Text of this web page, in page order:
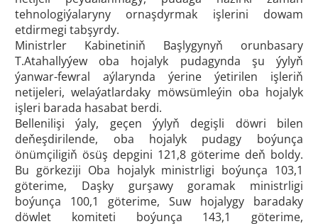
tehnologiýalaryny ornaşdyrmak işlerini dowam
etdirmegi tabşyrdy.
Ministrler Kabinetiniň Başlygynyň orunbasary
T.Atahallyýew oba hojalyk pudagynda şu ýylyň
ýanwar-fewral aýlarynda ýerine ýetirilen işleriň
netijeleri, welaýatlardaky möwsümleýin oba hojalyk
işleri barada hasabat berdi.
Bellenilişi ýaly, geçen ýylyň degişli döwri bilen
deňeşdirilende, oba hojalyk pudagy boýunça
önümçiligiň ösüş depgini 121,8 göterime deň boldy.
Bu görkeziji Oba hojalyk ministrligi boýunça 103,1
göterime, Daşky gurşawy goramak ministrligi
boýunça 100,1 göterime, Suw hojalygy baradaky
döwlet komiteti boýunça 143,1 göterime,